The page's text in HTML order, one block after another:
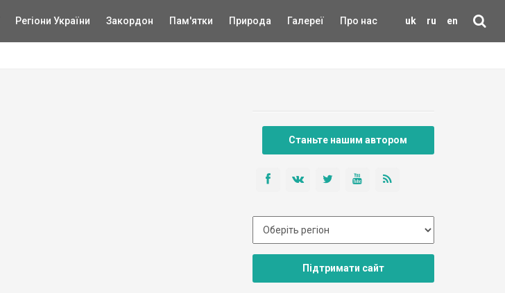
uk ru en
Регіони України Закордон Пам'ятки Природа Галереї Про нас
Станьте нашим автором
Підтримати сайт